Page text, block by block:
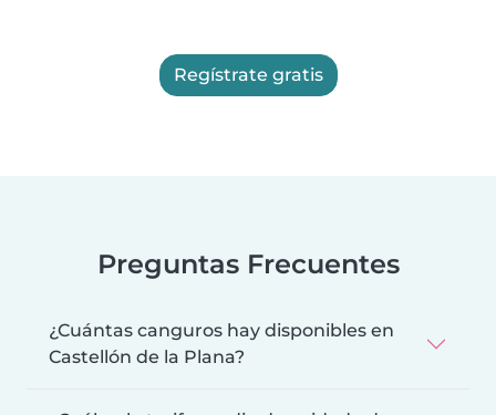
Regístrate gratis
Preguntas Frecuentes
¿Cuántas canguros hay disponibles en
Castellón de la Plana?